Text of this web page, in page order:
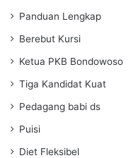
Panduan Lengkap
Berebut Kursi
Ketua PKB Bondowoso
Tiga Kandidat Kuat
Pedagang babi ds
Puisi
Diet Fleksibel